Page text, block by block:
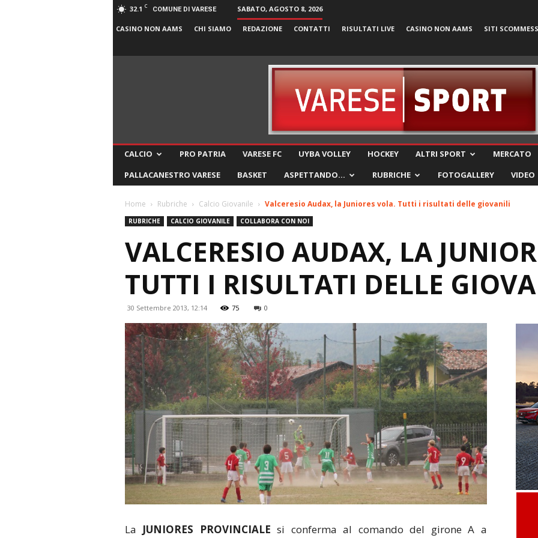
32.1 C COMUNE DI VARESE SABATO, AGOSTO 8, 2026
CASINO NON AAMS CHI SIAMO REDAZIONE CONTATTI RISULTATI LIVE CASINO NON AAMS SITI
CALCIO PRO PATRIA VARESE FC UYBA VOLLEY HOCKEY ALTRI SPORT
MERCATO
PALLACANESTRO VARESE
BASKET ASPETTANDO… RUBRICHE FOTOGALLERY VIDEO
Home Rubriche Calcio Giovanile Valceresio Audax, la Juniores vola. Tutti i risultati delle giovanili
RUBRICHE CALCIO GIOVANILE COLLABORA CON NOI
VALCERESIO AUDAX, LA
TUTTI I RISULTATI DELLE
30 Settembre 2013, 12:14 75 0
La JUNIORES PROVINCIALE si conferma al comando del girone A a